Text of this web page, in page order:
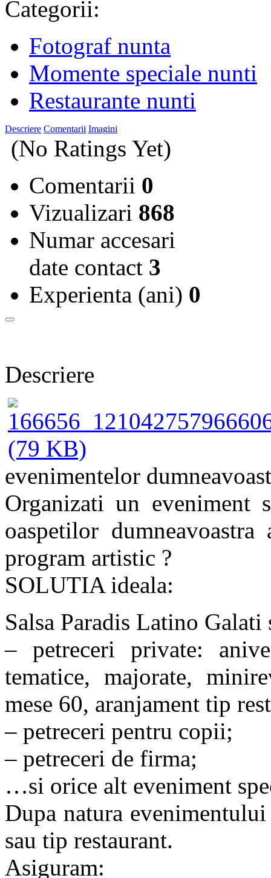
Categorii:
Fotograf nunta
Momente speciale nunti
Restaurante nunti
Descriere Comentarii Imagini
(No Ratings Yet)
Comentarii 0
Vizualizari 868
Numar accesari
date contact 3
Experienta (ani) 0
Descriere
evenimentelor
Organizati un
oaspetilor
program artistic ?
SOLUTIA ideala:
Salsa Paradis Latino
– petreceri private:
tematice, majorate,
mese 60, aranjament tip
– petreceri pentru copii;
– petreceri de firma;
…si orice alt eveniment
Dupa natura
sau tip restaurant.
Asiguram: